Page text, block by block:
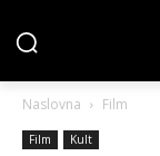
Naslovna Film
Film Kult